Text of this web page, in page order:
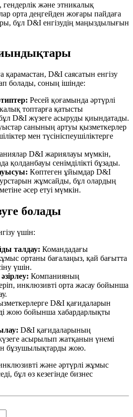
гендерлік және этникалық
орта деңгейден жоғары пайдаға
бұл D&I енгізудің маңыздылығын
D&I саясатын енгізу
болады, соның ішінде:
Ресей қоғамында әртүрлі
топтарға қатысты
D&I жүзеге асыруды қиындатады.
санының артуы қызметкерлер
мен түсініспеушіліктерге
D&I жариялауы мүмкін,
қолданбауы сенімділікті бұзады.
Көптеген ұйымдар D&I
жұмсайды, бұл олардың
әсер етуі мүмкін.
болады
үшін:
талдау: Командадағы
ортаны бағалаңыз, қай бағытта
үшін.
Компанияның
инклюзивті орта жасау бойынша
D&I қағидаларын
жою бойынша хабардарлықты
D&I қағидаларының
асырылып жатқанын үнемі
бұзушылықтарды жою.
және әртүрлі жұмыс
бұл өз кезегінде бизнес